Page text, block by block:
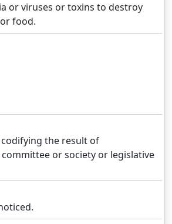
or viruses or toxins to destroy
food.
the result of
or society or legislative